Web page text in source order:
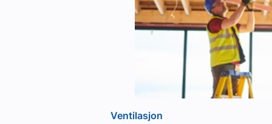
Ventilasjon